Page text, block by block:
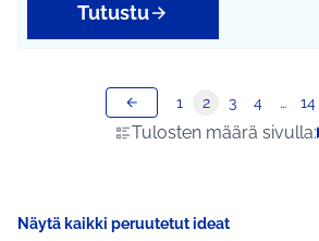
Tutustu
Tulosten määrä sivulla:
1 2 3 4 … 14
Näytä kaikki peruutetut ideat